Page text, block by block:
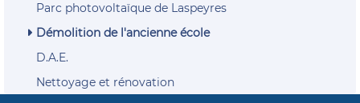
Parc photovoltaïque de Laspeyres
Démolition de l'ancienne école
D.A.E.
Nettoyage et rénovation